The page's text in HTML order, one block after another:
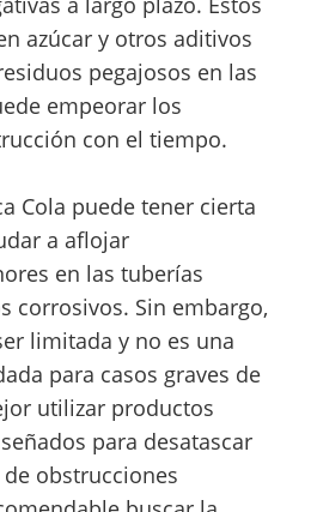
azúcar y otros aditivos
pegajosos en las
empeorar los
con el tiempo.
Cola puede tener cierta
a aflojar
en las tuberías
corrosivos. Sin embargo,
limitada y no es una
para casos graves de
utilizar productos
para desatascar
obstrucciones